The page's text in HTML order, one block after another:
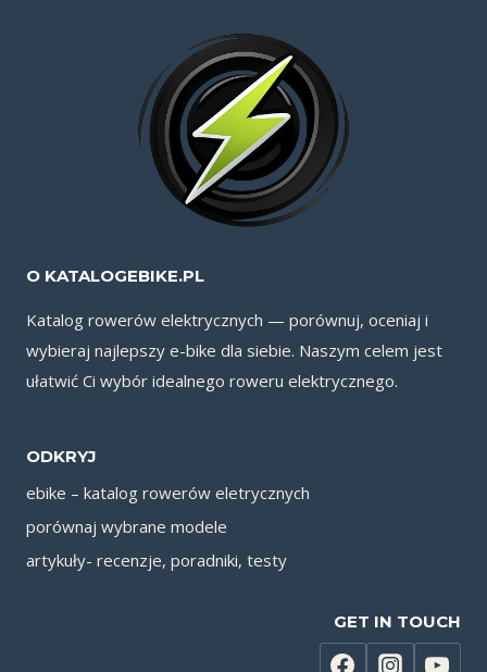
n
y
i
n
k
i
O KATALOGEBIKE.PL
Katalog rowerów elektrycznych — porównuj, oceniaj i
wybieraj najlepszy e-bike dla siebie. Naszym celem jest
ułatwić Ci wybór idealnego roweru elektrycznego.
ODKRYJ
ebike – katalog rowerów eletrycznych
porównaj wybrane modele
artykuły- recenzje, poradniki, testy
GET IN TOUCH